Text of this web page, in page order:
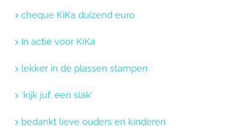
cheque KiKa duizend euro
In actie voor KiKa
lekker in de plassen stampen
‘kijk juf, een slak’
bedankt lieve ouders en kinderen